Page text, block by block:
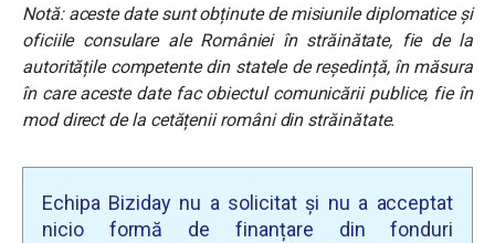
Notă: aceste date sunt obținute de misiunile diplomatice și
oficiile consulare ale României în străinătate, fie de la
autoritățile competente din statele de reședință, în măsura
în care aceste date fac obiectul comunicării publice, fie în
mod direct de la cetățenii români din străinătate.
Echipa Biziday nu a solicitat și nu a acceptat
nicio formă de finanțare din fonduri